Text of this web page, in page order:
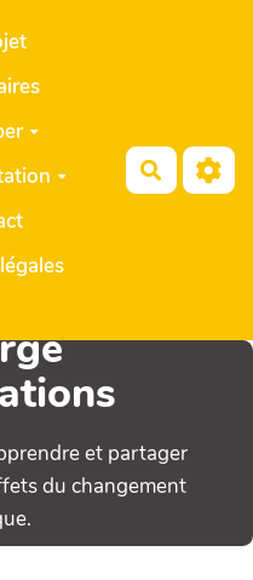
et partager
du changement